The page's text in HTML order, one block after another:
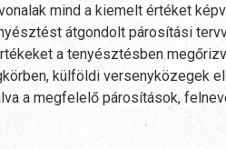
mind a kiemelt értéket
átgondolt párosítási
a tenyésztésben
külföldi versenyközegek
a megfelelő párosítások,